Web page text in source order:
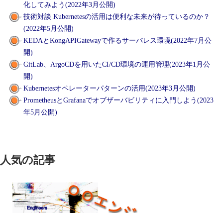
化してみよう(2022年3月公開)
技術対談 Kubernetesの活用は便利な未来が待っているのか？
(2022年5月公開)
KEDAとKongAPIGatewayで作るサーバレス環境(2022年7月公
開)
GitLab、ArgoCDを用いたCI/CD環境の運用管理(2023年1月公
開)
Kubernetesオペレーターパターンの活用(2023年3月公開)
PrometheusとGrafanaでオブザーバビリティに入門しよう(2023
年5月公開)
人気の記事